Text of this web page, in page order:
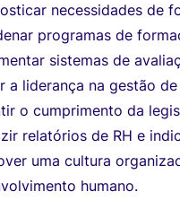
necessidades de
programas de
sistemas de
a liderança na gestão
o cumprimento da
relatórios de RH e
uma cultura
humano.